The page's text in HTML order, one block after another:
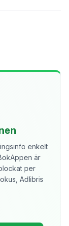
enkelt
är
per
Adlibris